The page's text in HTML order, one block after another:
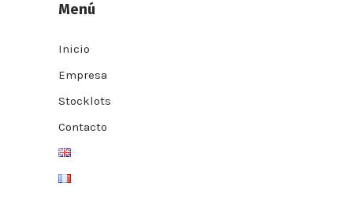
Menú
Inicio
Empresa
Stocklots
Contacto